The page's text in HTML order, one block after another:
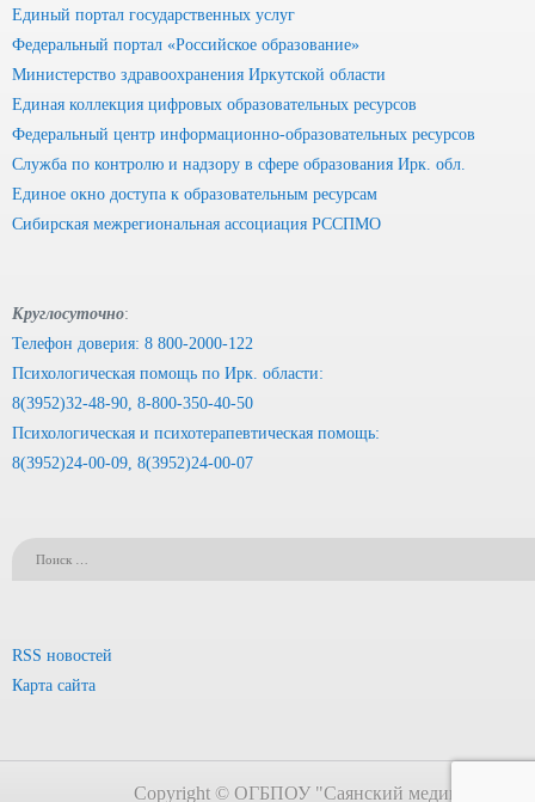
Единый портал государственных услуг
Федеральный портал «Российское образование»
Министерство здравоохранения Иркутской области
Единая коллекция цифровых образовательных ресурсов
Федеральный центр информационно-образовательных ресурсов
Служба по контролю и надзору в сфере образования Ирк. обл.
Единое окно доступа к образовательным ресурсам
Сибирская межрегиональная ассоциация РССПМО
Круглосуточно:
Телефон доверия: 8 800-2000-122
Психологическая помощь по Ирк. области:
8(3952)32-48-90, 8-800-350-40-50
Психологическая и психотерапевтическая помощь:
8(3952)24-00-09, 8(3952)24-00-07
RSS новостей
Карта сайта
Copyright © ОГБПОУ "Саянский медицинский